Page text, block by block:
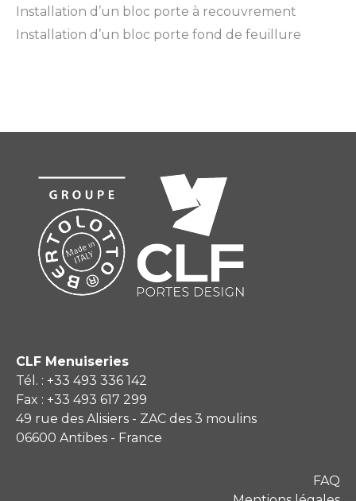
Installation d’un bloc porte à recouvrement
Installation d’un bloc porte fond de feuillure
CLF Menuiseries
Tél. : +33 493 336 142
Fax : +33 493 617 299
49 rue des Alisiers - ZAC des 3 moulins
06600 Antibes - France
FAQ